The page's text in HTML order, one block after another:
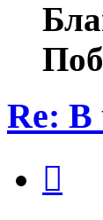
Re: В